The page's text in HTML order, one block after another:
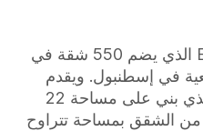
يقع مشروع Eclipse Maslak الذي يضم 550 شقة في
في إسطنبول. ويقدم
مشروع Eclipse Maslak، الذي بني على مساحة 22
من الشقق بمساحة تتراوح